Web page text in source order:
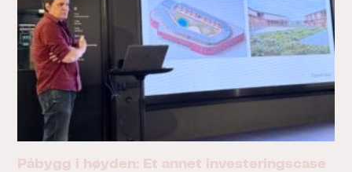
Påbygg i høyden: Et annet investeringscase